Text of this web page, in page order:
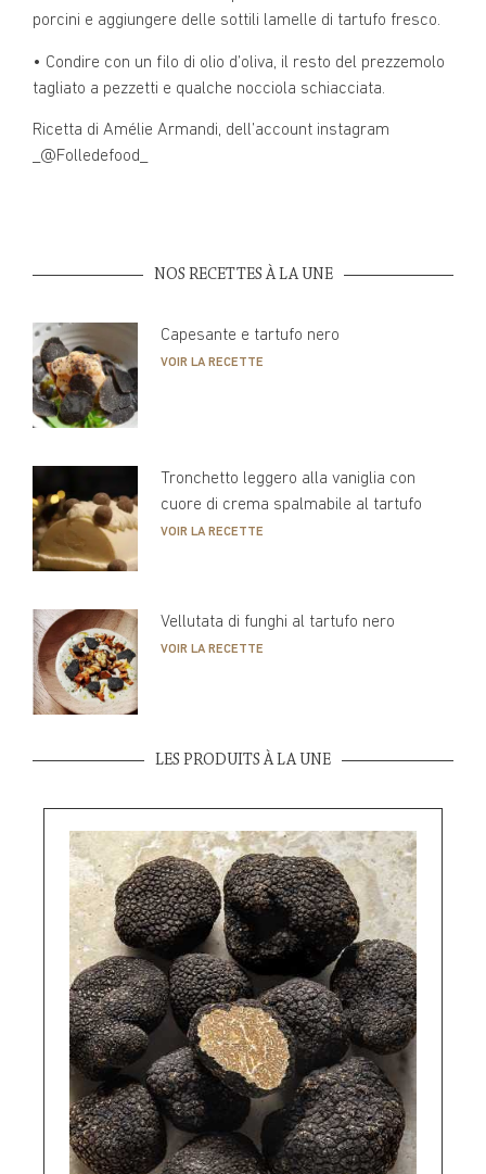
porcini e aggiungere delle sottili lamelle di tartufo fresco.
• Condire con un filo di olio d’oliva, il resto del prezzemolo
tagliato a pezzetti e qualche nocciola schiacciata.
Ricetta di Amélie Armandi, dell’account instagram
_@Folledefood_
NOS RECETTES À LA UNE
Capesante e tartufo nero
VOIR LA RECETTE
Tronchetto leggero alla vaniglia con
cuore di crema spalmabile al tartufo
VOIR LA RECETTE
Vellutata di funghi al tartufo nero
VOIR LA RECETTE
LES PRODUITS À LA UNE